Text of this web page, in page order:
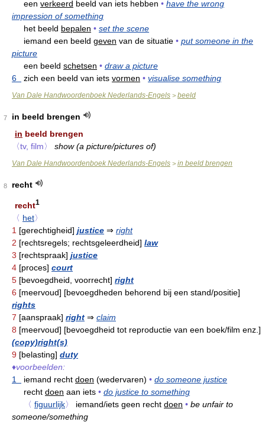
een verkeerd beeld van iets hebben • have the wrong
impression of something
het beeld bepalen • set the scene
iemand een beeld geven van de situatie • put someone in the
picture
een beeld schetsen • draw a picture
6
zich een beeld van iets vormen • visualise something
Van Dale Handwoordenboek Nederlands-Engels > beeld
7
in beeld brengen
in beeld brengen
〈tv, film〉
show (a picture/pictures of)
Van Dale Handwoordenboek Nederlands-Engels > in beeld brengen
8 recht
recht1
〈 het〉
1 [gerechtigheid] justice ⇒ right
2 [rechtsregels; rechtsgeleerdheid] law
3 [rechtspraak] justice
4 [proces] court
5 [bevoegdheid, voorrecht] right
6 [meervoud] [bevoegdheden behorend bij een stand/positie]
rights
7 [aanspraak] right ⇒ claim
8 [meervoud] [bevoegdheid tot reproductie van een boek/film enz.]
(copy)right(s)
9 [belasting] duty
♦voorbeelden:
1
iemand recht doen (wedervaren) • do someone justice
recht doen aan iets • do justice to something
〈 figuurlijk〉 iemand/iets geen recht doen • be unfair to
someone/something